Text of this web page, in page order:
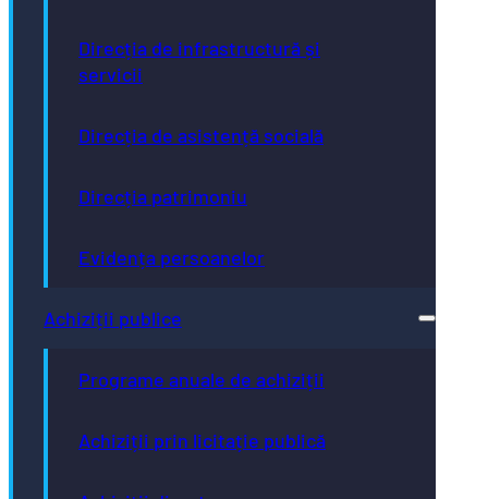
Direcția de infrastructură și
servicii
Direcția de asistență socială
Direcția patrimoniu
Evidența persoanelor
Achiziții publice
Programe anuale de achiziții
Achiziții prin licitație publică